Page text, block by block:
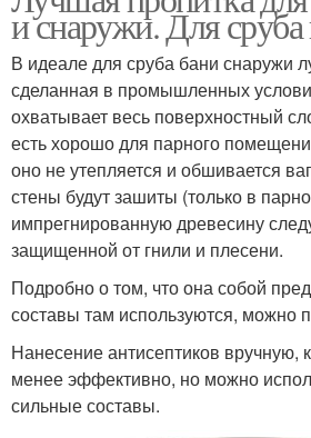
и снаружи. Для сруба
В идеале для сруба бани снаружи
сделанная в промышленных
охватывает весь поверхностный
есть хорошо для парного
оно не утепляется и обшивается
стены будут зашиты (только в
импрегнированную древесину
защищенной от гнили и плесени.
Подробно о том, что она собой
составы там используются, можно
Нанесение антисептиков вручную,
менее эффективно, но можно
сильные составы.